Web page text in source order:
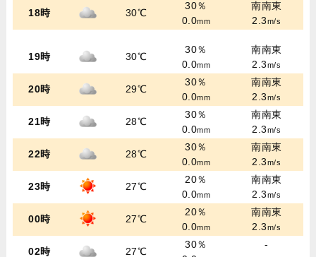
18時 30℃
30％
0.0mm
南南東
2.3m/s
19時 30℃
30％
0.0mm
南南東
2.3m/s
20時 29℃
30％
0.0mm
南南東
2.3m/s
21時 28℃
30％
0.0mm
南南東
2.3m/s
22時 28℃
30％
0.0mm
南南東
2.3m/s
23時 27℃
20％
0.0mm
南南東
2.3m/s
00時 27℃
20％
0.0mm
南南東
2.3m/s
02時 27℃
30％
-